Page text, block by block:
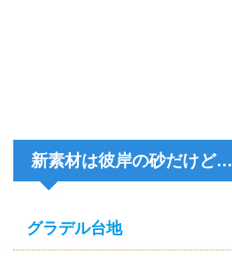
新素材は彼岸の砂だけど…
グラデル台地